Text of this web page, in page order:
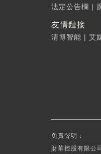
法定公告欄 |
友情鏈接
清博智能 | 艾
免責聲明：
財華控股有限公